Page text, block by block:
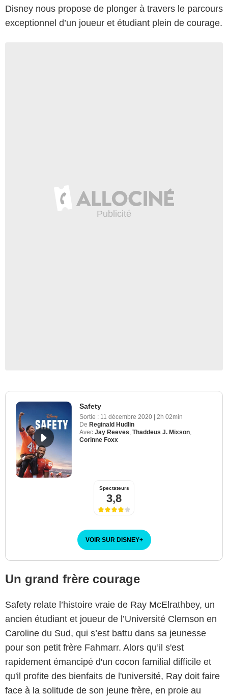
Disney nous propose de plonger à travers le parcours
exceptionnel d’un joueur et étudiant plein de courage.
Safety
Sortie : 11 décembre 2020 | 2h 02min
De Reginald Hudlin
Avec Jay Reeves Thaddeus J. Mixson
Corinne Foxx
Spectateurs
3,8
VOIR SUR DISNEY+
Un grand frère courage
Safety relate l’histoire vraie de Ray McElrathbey, un
ancien étudiant et joueur de l’Université Clemson en
Caroline du Sud, qui s’est battu dans sa jeunesse
pour son petit frère Fahmarr. Alors qu’il s'est
rapidement émancipé d'un cocon familial difficile et
qu'il profite des bienfaits de l'université, Ray doit faire
face à la solitude de son jeune frère, en proie au